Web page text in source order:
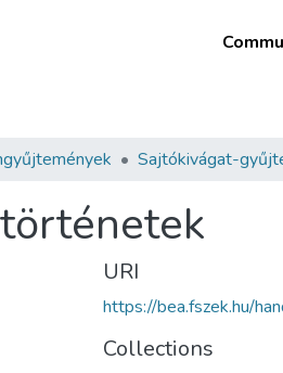
Sajtókivágat-
URI
https://bea.fszek.hu/
Collections